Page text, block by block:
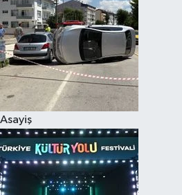
Asayiş
Televizyon
Yaşam-Çevre